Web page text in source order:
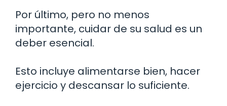
Por último, pero no menos
importante, cuidar de su salud es un
deber esencial.
Esto incluye alimentarse bien, hacer
ejercicio y descansar lo suficiente.